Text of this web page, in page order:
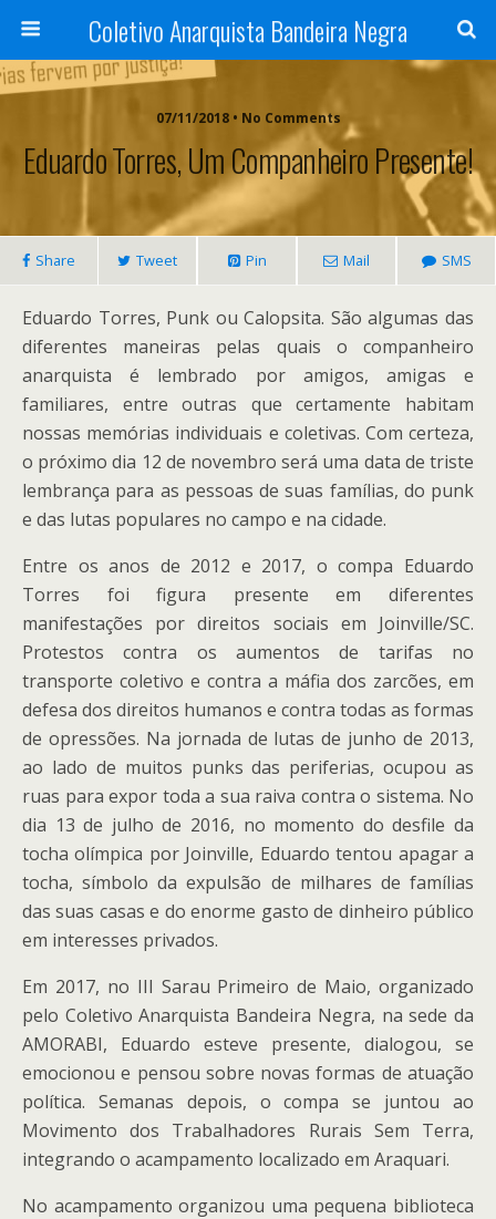
Coletivo Anarquista Bandeira Negra
07/11/2018 • No Comments
Eduardo Torres, Um Companheiro Presente!
Share Tweet Pin Mail SMS
Eduardo Torres, Punk ou Calopsita. São algumas das
diferentes maneiras pelas quais o companheiro
anarquista é lembrado por amigos, amigas e
familiares, entre outras que certamente habitam
nossas memórias individuais e coletivas. Com certeza,
o próximo dia 12 de novembro será uma data de triste
lembrança para as pessoas de suas famílias, do punk
e das lutas populares no campo e na cidade.
Entre os anos de 2012 e 2017, o compa Eduardo
Torres foi figura presente em diferentes
manifestações por direitos sociais em Joinville/SC.
Protestos contra os aumentos de tarifas no
transporte coletivo e contra a máfia dos zarcões, em
defesa dos direitos humanos e contra todas as formas
de opressões. Na jornada de lutas de junho de 2013,
ao lado de muitos punks das periferias, ocupou as
ruas para expor toda a sua raiva contra o sistema. No
dia 13 de julho de 2016, no momento do desfile da
tocha olímpica por Joinville, Eduardo tentou apagar a
tocha, símbolo da expulsão de milhares de famílias
das suas casas e do enorme gasto de dinheiro público
em interesses privados.
Em 2017, no III Sarau Primeiro de Maio, organizado
pelo Coletivo Anarquista Bandeira Negra, na sede da
AMORABI, Eduardo esteve presente, dialogou, se
emocionou e pensou sobre novas formas de atuação
política. Semanas depois, o compa se juntou ao
Movimento dos Trabalhadores Rurais Sem Terra,
integrando o acampamento localizado em Araquari.
No acampamento organizou uma pequena biblioteca